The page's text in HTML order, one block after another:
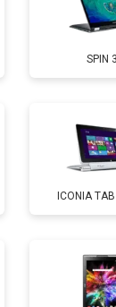
SPIN 3
ICONIA